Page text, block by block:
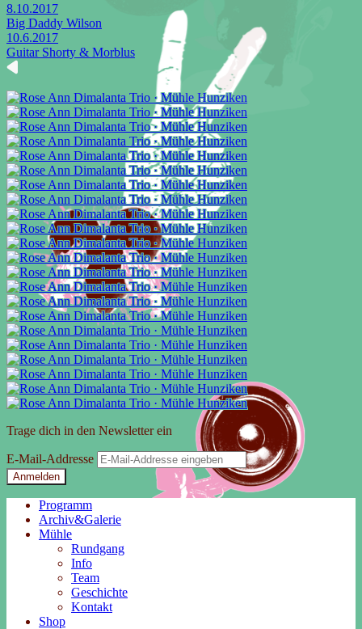
8.10.2017
Big Daddy Wilson
10.6.2017
Guitar Shorty & Morblus
Trage dich in den Newsletter ein
E-Mail-Addresse
Anmelden
Programm
Archiv&Galerie
Mühle
Rundgang
Info
Team
Geschichte
Kontakt
Shop